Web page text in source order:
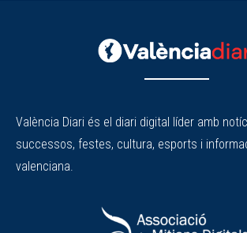
València Diari és el diari digital líder amb
successos, festes, cultura, esports i
valenciana.